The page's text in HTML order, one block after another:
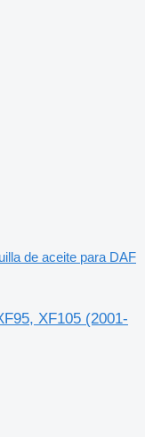
de aceite para DAF
XF105 (2001-